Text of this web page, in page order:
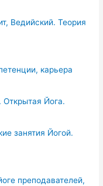
Ведийский. Теория
карьера
Йога.
занятия Йогой.
преподавателей,